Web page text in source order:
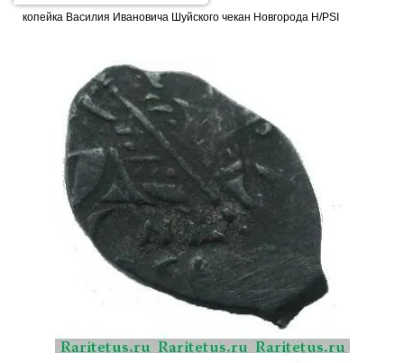
копейка Василия Ивановича Шуйского чекан Новгорода Н/РSI